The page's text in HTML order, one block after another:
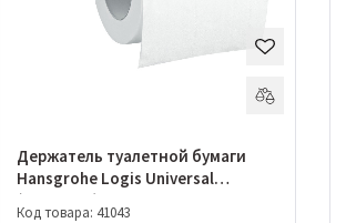
Держатель туалетной бумаги
Hansgrohe Logis Universal
(41726000)
Код товара: 41043